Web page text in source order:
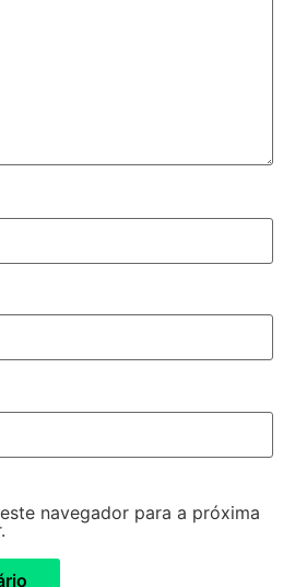
navegador para a próxima